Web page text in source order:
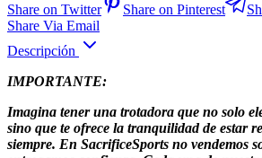
Share on Twitter Share on Pinterest
Share Via Email
Descripción
IMPORTANTE:
Imagina tener una trotadora que no solo
sino que te ofrece la tranquilidad de estar
siempre. En SacrificeSports no vendemos